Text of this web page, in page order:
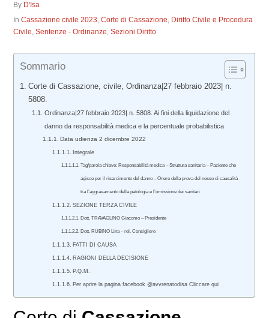
By D'Isa
InCassazione civile 2023,Corte di Cassazione, Diritto Civile e Procedura
Civile,Sentenze - Ordinanze,Sezioni Diritto
Sommario
Corte di Cassazione, civile, Ordinanza|27 febbraio 2023| n.
5808.
Ordinanza|27 febbraio 2023| n. 5808. Ai fini della liquidazione del
danno da responsabilità medica e la percentuale probabilistica
Data udienza 2 dicembre 2022
Integrale
Tag/parola chiave: Responsabilità medica – Struttura sanitaria – Paziente che
agisce per il risarcimento del danno – Onere della prova del nesso di causalità
tra l’aggravamento della patologia e l’omissione dei sanitari
SEZIONE TERZA CIVILE
Dott. TRAVAGLINO Giacomo – Presidente
Dott. RUBINO Lina – rel. Consigliere
FATTI DI CAUSA
RAGIONI DELLA DECISIONE
P.Q.M.
Per aprire la pagina facebook @avvrenatodisa Cliccare qui